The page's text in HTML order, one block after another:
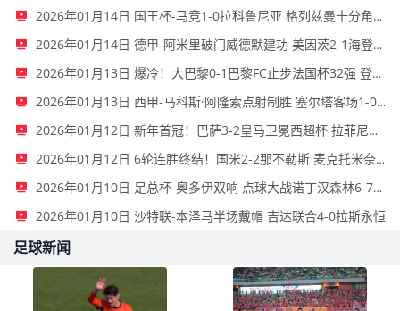
2026年01月14日 国王杯-马竞1-0拉科鲁尼亚 格列兹曼十分角任意球破门+远射中横梁
2026年01月14日 德甲-阿米里破门威德默建功 美因茨2-1海登海姆
2026年01月13日 爆冷！大巴黎0-1巴黎FC止步法国杯32强 登贝莱失单刀埃梅里中框
2026年01月13日 西甲-马科斯·阿隆索点射制胜 塞尔塔客场1-0塞维利亚
2026年01月12日 新年首冠！巴萨3-2皇马卫冕西超杯 拉菲尼亚双响维尼修斯一条龙
2026年01月12日 6轮连胜终结！国米2-2那不勒斯 麦克托米奈双响恰20点射孔蒂染红
2026年01月10日 足总杯-奥多伊双响 点球大战诺丁汉森林6-7雷克瑟姆
2026年01月10日 沙特联-本泽马半场戴帽 吉达联合4-0拉斯永恒
足球新闻